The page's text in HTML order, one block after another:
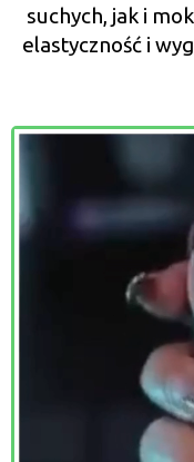
suchych, jak i
elastyczność i